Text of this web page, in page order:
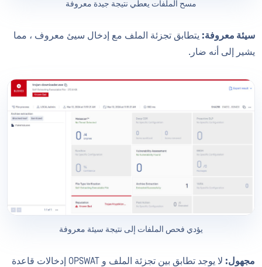
مسح الملفات يعطي نتيجة جيدة معروفة
سيئة معروفة: يتطابق تجزئة الملف مع إدخال سيئ معروف ، مما
يشير إلى أنه ضار.
يؤدي فحص الملفات إلى نتيجة سيئة معروفة
مجهول:
لا يوجد تطابق بين تجزئة الملف و OPSWAT إدخالات قاعدة